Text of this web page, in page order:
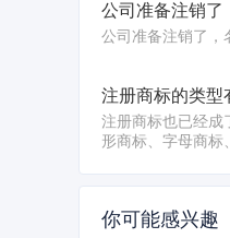
公司准备注销了
公司准备注销了，
注册商标的类型
注册商标也已经成
形商标、字母商标
你可能感兴趣